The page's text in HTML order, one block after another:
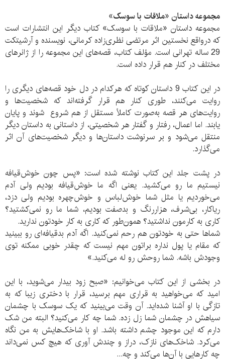
مجموعه داستان «ملاقات با سوسک»
مجموعه داستان «ملاقات با سوسک» کتاب دیگر این انتشارات است
که درواقع نخستین اثر مرتضی نظری‌زاده کرمانی، نویسنده و آرشیتکت
29 ساله تهرانی است. مؤلف کتاب، قصه‌های این مجموعه را از ژانرهای
مختلف در کنار هم قرار داده است.
در این کتاب 9 داستان کوتاه که هرکدام در دل خود قصه‌های دیگری را
روایت می‌کنند، طوری کنار هم قرار گرفته‌اند که شخصیت‌ها و
روایت‌های هر قصه به‌صورت کاملاً مستقل از هم شروع شوند‌ و پایان
یابند. اما اعمال، رفتار و گفتار هر شخصیتی، از داستانی به داستان دیگر
منتقل می‌شود و بر سرنوشت داستان‌ها و دیگر شخصیت‌های آن اثر
می‌گذارد.
در پشت جلد این کتاب نوشته شده است: «پس چون خوش‌قیافه
نیستیم ما رو می‌کشید. یعنی اگه ما خوش‌قیافه بودیم ولی آدم
می‌خوردیم یا مثل شما خوش‌لباس و خوش‌چهره بودیم ولی دزد،
ریاکار، بی‌شرف،‌ هزاررنگ و بدصفت بودیم، شما ما رو نمی‌کشتید؟
کاری به کارمون نداشتید؟ همون‌طور که کاری به کار خودتون ندارید.
شماها حتی به خودتون هم رحم نمی‌کنید. اگه آدم بدقیافه‌ای رو ببینید
که مقام یا پول نداره براتون مهم نیست که چقدر خوبی ممکنه توی
وجودش باشه. شما روحش رو له می‌کنید.»
در بخشی از این کتاب می‌خوانیم: «صبح زود بیدار می‌شوید، با این
امید که می‌‌خواهید به قراری مهم برسید، قرار با دختری زیبا که به
تازگی با او آشنا شده‌اید. آن وقت می‌بینید که یک سوسک با چشمان
سیاهش در چشمان شما زل زده. شما چه کار می‌کنید؟ البته من شک
دارم که این موجود چشم داشته باشد. او با شاخک‌هایش به من نگاه
می‌کرد. شاخک‌های نازک، دراز و چندش آوری که هیچ کس نمی‌داند
چه کارهایی با آن‌ها می‌کند و چه...